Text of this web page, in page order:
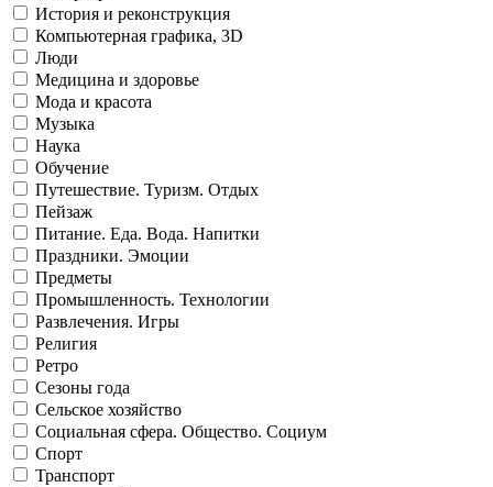
История и реконструкция
Компьютерная графика, 3D
Люди
Медицина и здоровье
Мода и красота
Музыка
Наука
Обучение
Путешествие. Туризм. Отдых
Пейзаж
Питание. Еда. Вода. Напитки
Праздники. Эмоции
Предметы
Промышленность. Технологии
Развлечения. Игры
Религия
Ретро
Сезоны года
Сельское хозяйство
Социальная сфера. Общество. Социум
Спорт
Транспорт